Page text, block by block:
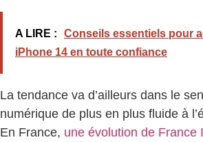
A LIRE :
Conseils essentiels pour
iPhone 14 en toute confiance
La tendance va d’ailleurs dans le
numérique de plus en plus fluide à
En France, une évolution de France